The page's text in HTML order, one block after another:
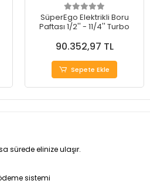
SüperEgo Elektrikli Boru
Paftası 1/2'' - 11/4'' Turbo
90.352,97 TL
Sepete Ekle
sürede elinize ulaşır.
sistemi